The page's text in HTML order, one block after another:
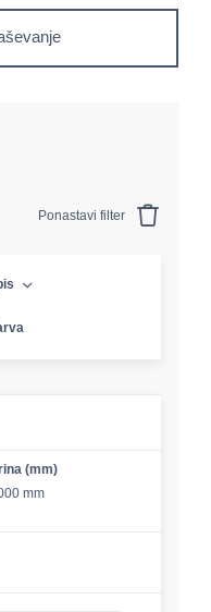
Ponastavi filter
(mm)
mm